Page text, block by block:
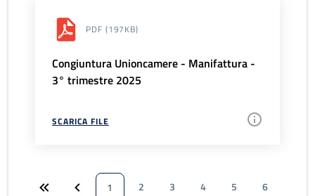
PDF (197KB)
Congiuntura Unioncamere - Manifattura -
3° trimestre 2025
SCARICA FILE
1 2 3 4 5
6